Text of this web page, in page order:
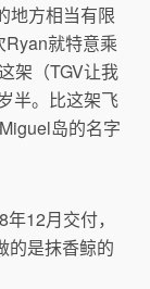
地方相当有限
就特意乘
架（TGV让我
半。比这架飞
岛的名字
12月交付，
的是抹香鲸的